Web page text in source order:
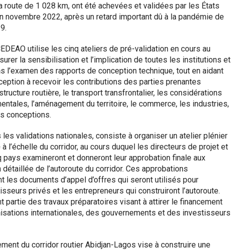
route de 1 028 km, ont été achevées et validées par les États
novembre 2022, après un retard important dû à la pandémie de
utilise les cinq ateliers de pré-validation en cours au
la sensibilisation et l’implication de toutes les institutions et
l’examen des rapports de conception technique, tout en aidant
à recevoir les contributions des parties prenantes
routière, le transport transfrontalier, les considérations
l’aménagement du territoire, le commerce, les industries,
conceptions.
les validations nationales, consiste à organiser un atelier plénier
l’échelle du corridor, au cours duquel les directeurs de projet et
examineront et donneront leur approbation finale aux
de l’autoroute du corridor. Ces approbations
les documents d’appel d’offres qui seront utilisés pour
privés et les entrepreneurs qui construiront l’autoroute.
partie des travaux préparatoires visant à attirer le financement
internationales, des gouvernements et des investisseurs
du corridor routier Abidjan-Lagos vise à construire une